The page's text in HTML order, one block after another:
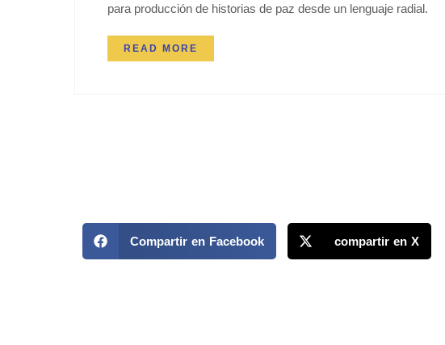
para producción de historias de paz desde un lenguaje radial.
READ MORE
Compartir en Facebook compartir en X